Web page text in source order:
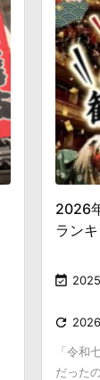
2026
ラン


「令和
だった